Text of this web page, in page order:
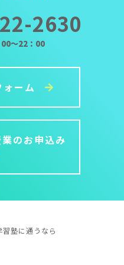
2630
00～22：00
ーム
のお申込み
塾に通うなら